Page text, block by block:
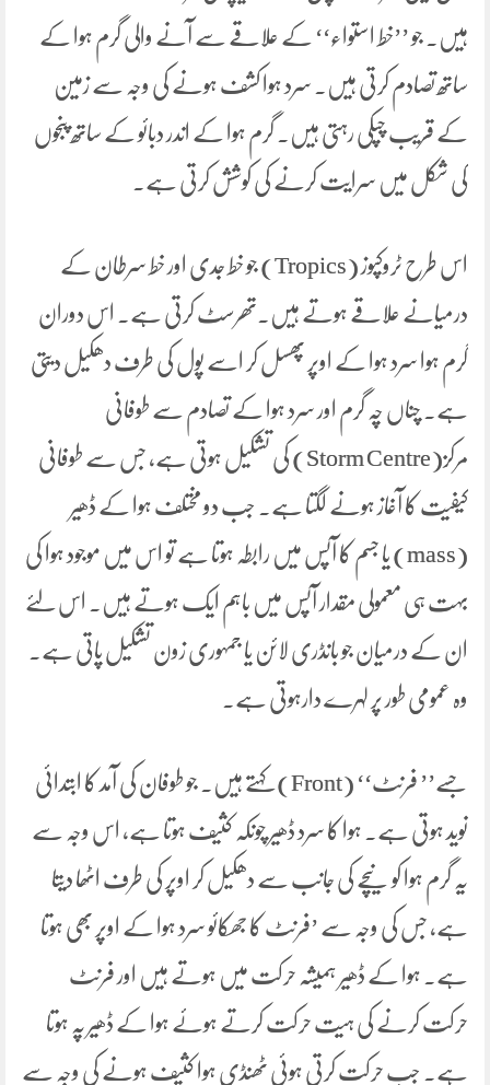
ہیں۔ جو ’’خط استواء‘‘ کے علاقے سے آنے والی گرم ہوا کے
ساتھ تصادم کرتی ہیں۔ سرد ہوا کشف ہونے کی وجہ سے زمین
کے قریب چپکی رہتی ہیں۔ گرم ہوا کے اندر دبائو کے ساتھ پنجوں
کی شکل میں سرایت کرنے کی کوشش کرتی ہے۔
اس طرح ٹروکپوز (Tropics) جو خط جدی اور خط سرطان کے
درمیانے علاقے ہوتے ہیں۔تھرسٹ کرتی ہے۔ اس دوران
گرم ہوا سرد ہوا کے اوپر پھسل کر اسے پول کی طرف دھکیل دیتی
ہے۔ چناں چہ گرم اور سرد ہوا کے تصادم سے طوفانی
مرکز(Storm Centre) کی تشکیل ہوتی ہے، جس سے طوفانی
کیفیت کا آغاز ہونے لگتا ہے۔ جب دو مختلف ہوا کے ڈھیر
(mass) یا جسم کا آپس میں رابطہ ہوتا ہے تو اس میں موجود ہوا کی
بہت ہی معمولی مقدار آپس میں باہم ایک ہوتے ہیں۔ اس لئے
ان کے درمیان جو بانڈری لائن یا جمہوری زون تشکیل پاتی ہے۔
وہ عمومی طور پر لہرے دارہوتی ہے۔
جسے’’ فرنٹ‘‘ (Front) کہتے ہیں۔ جو طوفان کی آمد کا ابتدائی
نوید ہوتی ہے۔ ہوا کا سرد ڈھیر چونکہ کثیف ہوتا ہے، اس وجہ سے
یہ گرم ہوا کو نیچے کی جانب سے دھکیل کر اوپر کی طرف اٹھا دیتا
ہے، جس کی وجہ سے ’فرنٹ کا جھکائو سرد ہوا کے اوپر بھی ہوتا
ہے۔ ہوا کے ڈھیر ہمیشہ حرکت میں ہوتے ہیں اور فرنٹ
حرکت کرنے کی ہیت حرکت کرتے ہوئے ہوا کے ڈھیر پہ ہوتا
ہے۔ جب حرکت کرتی ہوئی ٹھنڈی ہوا کثیف ہونے کی وجہ سے